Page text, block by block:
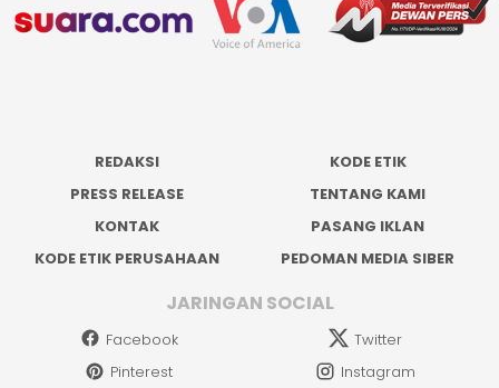
REDAKSI
KODE ETIK
PRESS RELEASE
TENTANG KAMI
KONTAK
PASANG IKLAN
KODE ETIK PERUSAHAAN
PEDOMAN MEDIA SIBER
JARINGAN SOCIAL
Facebook
Twitter
Pinterest
Instagram